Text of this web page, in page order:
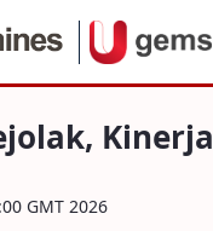
Kinerja Grup
GMT 2026